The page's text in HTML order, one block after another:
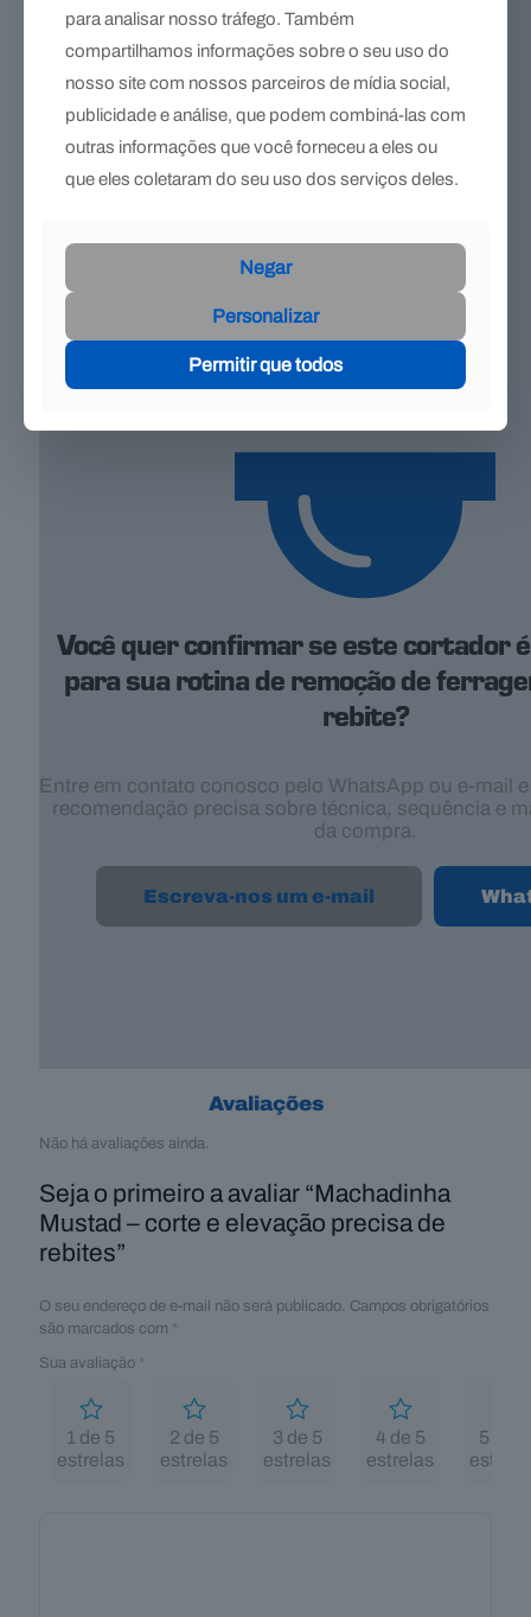
Você quer confirmar se este cortador
para sua rotina de remoção de
rebite?
Entre em contato conosco pelo WhatsApp ou e-mail
recomendação precisa sobre técnica, sequência e
da compra.
Escreva-nos um e-mail
Avaliações
Não há avaliações ainda.
Seja o primeiro a avaliar “Machadinha
Mustad – corte e elevação precisa de
rebites”
O seu endereço de e-mail não será publicado. Campos obrigatórios
são marcados com *
Sua avaliação *
1 de 5
estrelas
2 de 5
estrelas
3 de 5
estrelas
4 de 5
estrelas
5 de 5
para analisar nosso tráfego. Também
compartilhamos informações sobre o seu uso do
nosso site com nossos parceiros de mídia social,
publicidade e análise, que podem combiná-las com
outras informações que você forneceu a eles ou
que eles coletaram do seu uso dos serviços deles.
Negar
Personalizar
Permitir que todos